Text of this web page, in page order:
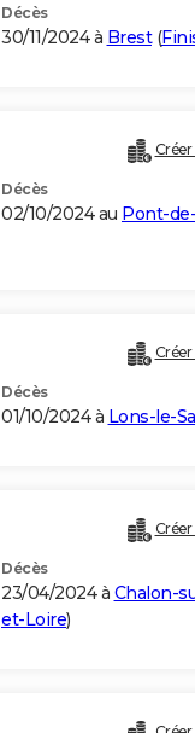
Décès
30/11/2024 à Brest(
Décès
02/10/2024 au Pont-
Décès
01/10/2024 à Lons-le-
Décès
23/04/2024 à Chalon-
et-Loire)